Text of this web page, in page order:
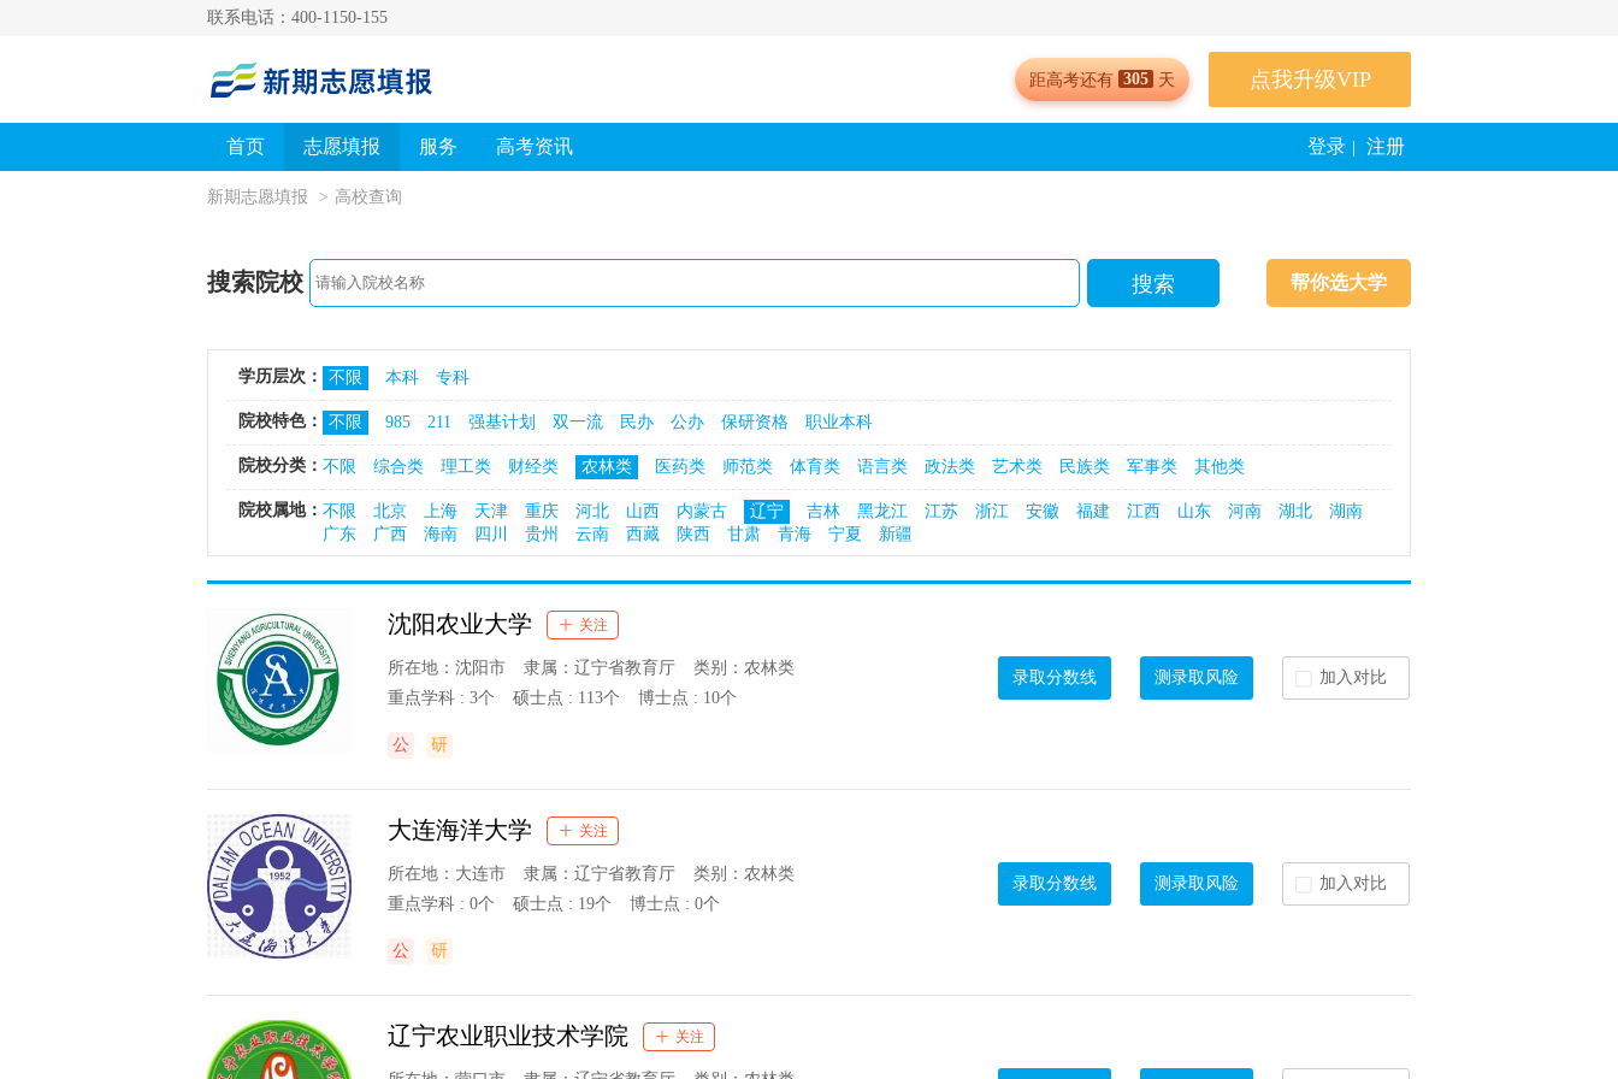
联系电话：400-1150-155
点我升级VIP
距高考还有 305 天
首页 志愿填报 服务 高考资讯 登录 注册
新期志愿填报 > 高校查询
搜索院校 帮你选大学
学历层次： 不限 本科 专科
院校特色： 不限 985 211 强基计划 双一流 民办 公办 保研资格 职业本科
院校分类： 不限 综合类 理工类 财经类 农林类 医药类 师范类 体育类 语言类 政法类 艺术类 民族类 军事类 其他类
院校属地： 不限 北京 上海 天津 重庆 河北 山西 内蒙古 辽宁 吉林 黑龙江 江苏 浙江 安徽 福建 江西 山东 河南 湖北
湖南
广东
广西 海南 四川 贵州 云南 西藏 陕西 甘肃 青海 宁夏 新疆
沈阳农业大学 关注
所在地：沈阳市 隶属：辽宁省教育厅
类别：农林类
重点学科 : 3个
硕士点 : 113个 博士点 : 10个
公 研
录取分数线 测录取风险 加入对比
大连海洋大学 关注
所在地：大连市 隶属：辽宁省教育厅
类别：农林类
重点学科 : 0个
硕士点 : 19个 博士点 : 0个
公 研
录取分数线 测录取风险 加入对比
辽宁农业职业技术学院 关注